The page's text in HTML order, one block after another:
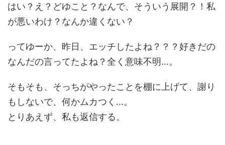
はい？え？どゆこと？なんで、そういう展開？！私
が悪いわけ？なんか違くない？
ってゆーか、昨日、エッチしたよね？？？好きだの
なんだの言ってたよね？全く意味不明…。
そもそも、そっちがやったことを棚に上げて、謝り
もしないで、何かムカつく…。
とりあえず、私も返信する。